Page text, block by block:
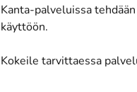
Kanta-palveluissa
käyttöön.
Kokeile tarvittaessa